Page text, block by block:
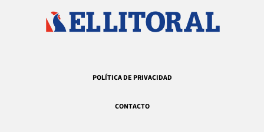
POLÍTICA DE PRIVACIDAD
CONTACTO